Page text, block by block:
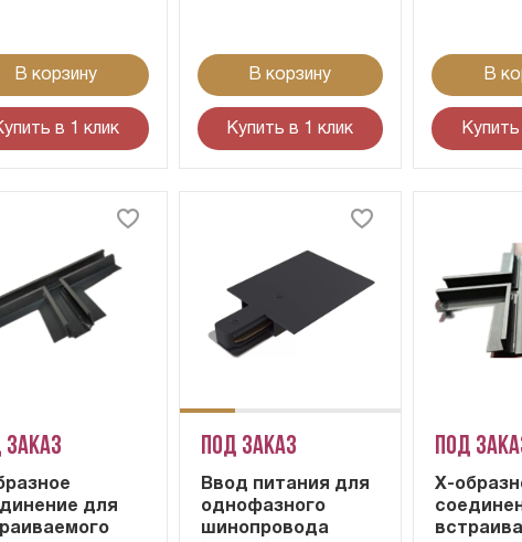
В корзину
в 1 клик
В корзину
Купить в 1 клик
В
для
Под заказ
Ввод питания для
однофазного
шинопровода
Под
X-